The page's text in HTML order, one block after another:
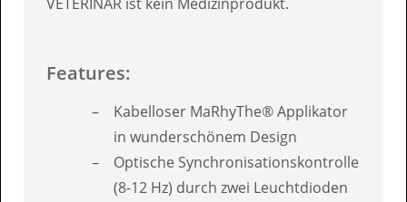
Features:
Kabelloser MaRhyThe® Applikator
in wunderschönem Design
Optische Synchronisationskontrolle
(8-12 Hz) durch zwei Leuchtdioden